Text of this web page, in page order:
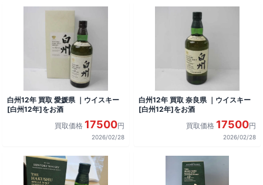
白州12年 買取 愛媛県 ｜ウイスキー
[白州12年]をお酒
買取価格 17500円
2026/02/28
白州12年 買取 奈良県 ｜ウイスキー
[白州12年]をお酒
買取価格 17500円
2026/02/28